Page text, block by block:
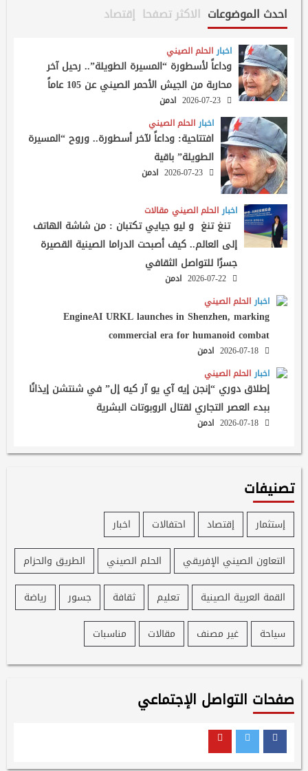
احدث الموضوعات الاكثر تصفحا إقتصاد
اخبار الحلم الصيني
وداعاً لأسطورة “المسيرة الطويلة”.. رحيل آخر
محاربة من الجيش الأحمر الصيني عن 105 عاماً
2026-07-23
ادمن
اخبار الحلم الصيني
افتتاحية: وداعاً لآخر أسطورة.. وروح “المسيرة
الطويلة” باقية
2026-07-23 ادمن
اخبار الحلم الصيني مقالات
تنغ تنغ و ليو جيايي تكتبان : من شاشة الهاتف
إلى العالم.. كيف أصبحت الدراما الصينية القصيرة
جسرًا للتواصل الثقافي
ادمن
اخبار الحلم الصيني
EngineAI URKL launches in Shenzhen, marking
commercial era for humanoid combat
ادمن
اخبار الحلم الصيني
إطلاق دوري “إنجن إيه آي يو آر كيه إل” في شنتشن إيذانًا
ببدء العصر التجاري لقتال الروبوتات البشرية
ادمن
تصنيفات
إستثمار إقتصاد احتفالات
اخبار
التعاون الصيني الإفريقي
الحلم الصيني
الطريق والحزام
القمة العربية الصينية
تعليم ثقافة جسور
رياضة
سياحة
غير مصنف مقالات مناسبات
صفحات التواصل الإجتماعي
Facebook
Twitter